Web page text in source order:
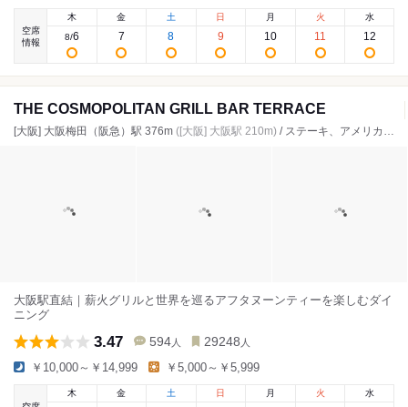
空席
情報
木
8/6
金
7
土
8
日
9
月
10
火
11
水
12
THE COSMOPOLITAN GRILL BAR TERRACE
[大阪] 大阪梅田（阪急）駅 376m ([大阪] 大阪駅 210m) / ステーキ、アメリカ料理、バー
大阪駅直結｜薪火グリルと世界を巡るアフタヌーンティーを楽しむダイ
ニング
3.47 594 人 29248 人
￥10,000～￥14,999 ￥5,000～￥5,999
木
金 土 日 月 火 水